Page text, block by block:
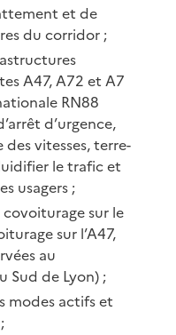
et de
du corridor ;
A47, A72 et A7
RN88
d’urgence,
vitesses, terre-
le trafic et
usagers ;
sur le
sur l’A47,
au
Sud de Lyon) ;
modes actifs et